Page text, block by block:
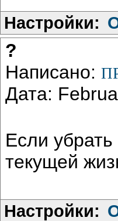
Настройки:
?
Написано:
Дата:
Если
текущей
Настройки: